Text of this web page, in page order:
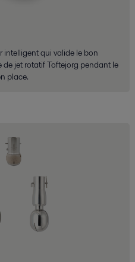
qui valide le bon
jet rotatif Toftejorg pendant le
place.